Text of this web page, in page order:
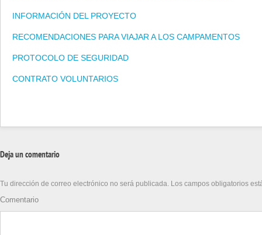
INFORMACIÓN DEL PROYECTO
RECOMENDACIONES PARA VIAJAR A LOS CAMPAMENTOS
PROTOCOLO DE SEGURIDAD
CONTRATO VOLUNTARIOS
Deja un comentario
Tu dirección de correo electrónico no será publicada. Los campos obligatorios
Comentario